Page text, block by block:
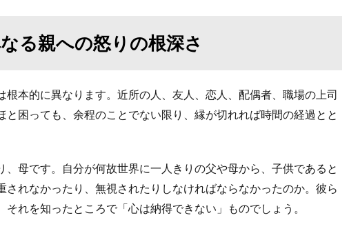
る親への怒りの根深さ
根本的に異なります。近所の人、友人、恋人、配偶者、職場の上司
困っても、余程のことでない限り、縁が切れれば時間の経過とと
母です。自分が何故世界に一人きりの父や母から、子供であると
されなかったり、無視されたりしなければならなかったのか。彼ら
れを知ったところで「心は納得できない」ものでしょう。